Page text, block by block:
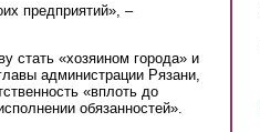
предприятий», –
стать «хозяином города» и
администрации Рязани,
«вплоть до
обязанностей».